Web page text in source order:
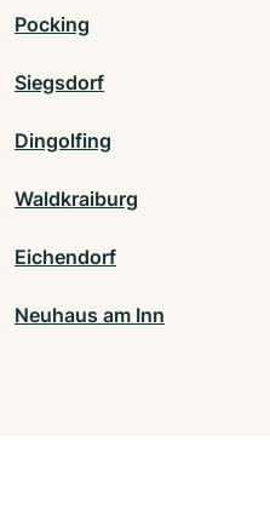
Pocking
Siegsdorf
Dingolfing
Waldkraiburg
Eichendorf
Neuhaus am Inn